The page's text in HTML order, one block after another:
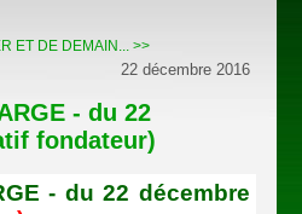
ET DE DEMAIN... >>
22 décembre 2016
- du 22
fondateur)
- du 22 décembre